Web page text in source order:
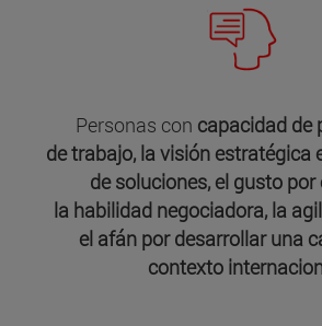
Personas con capacidad de
de trabajo, la visión estratégica
de soluciones, el gusto por
la habilidad negociadora, la
el afán por desarrollar una
contexto